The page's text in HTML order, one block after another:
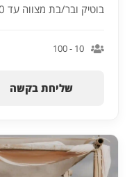
בוטיק ובר/בת מצווה עד 100 אורחים,...
10 - 100
שליחת בקשה